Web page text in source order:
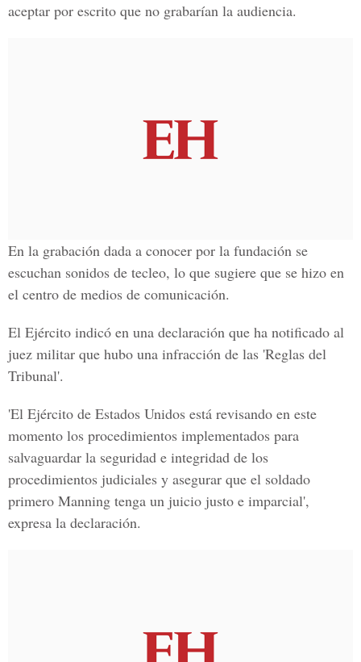
aceptar por escrito que no grabarían la audiencia.
En la grabación dada a conocer por la fundación se
escuchan sonidos de tecleo, lo que sugiere que se hizo en
el centro de medios de comunicación.
El Ejército indicó en una declaración que ha notificado al
juez militar que hubo una infracción de las 'Reglas del
Tribunal'.
'El Ejército de Estados Unidos está revisando en este
momento los procedimientos implementados para
salvaguardar la seguridad e integridad de los
procedimientos judiciales y asegurar que el soldado
primero Manning tenga un juicio justo e imparcial',
expresa la declaración.